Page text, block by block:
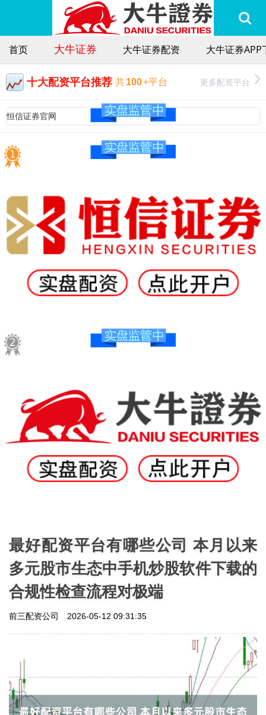
首页 大牛证券 大牛证券配资 大牛证券APP
十大配资平台推荐 共100+平台 更多配资平台
恒信证券官网
最好配资平台有哪些公司 本月以来
多元股市生态中手机炒股软件下载的
合规性检查流程对极端
前三配资公司 2026-05-12 09:31:35